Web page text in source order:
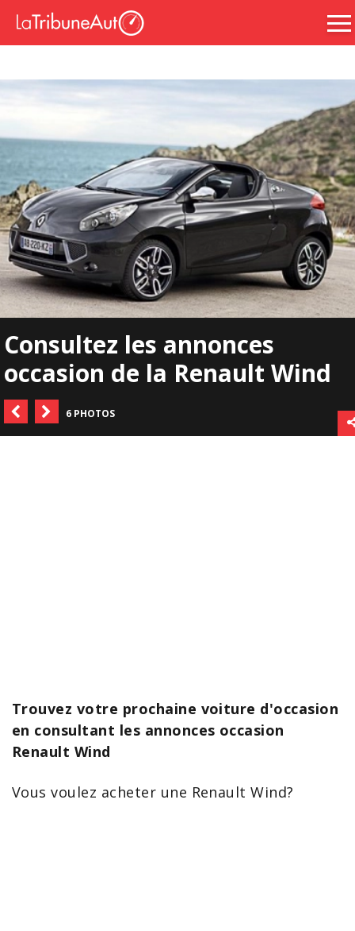
Consultez les annonces
occasion de la Renault Wind
6 PHOTOS
Trouvez votre prochaine voiture d'occasion
en consultant les annonces occasion
Renault Wind
Vous voulez acheter une Renault Wind?